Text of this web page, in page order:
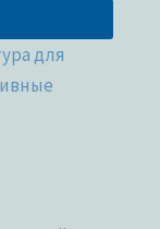
для